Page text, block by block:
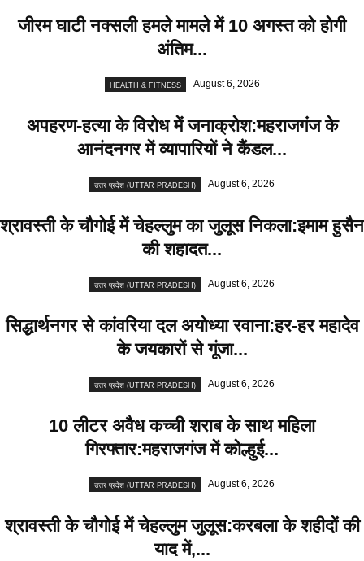
जीरम घाटी नक्सली हमले मामले में 10 अगस्त को होगी
अंतिम...
HEALTH & FITNESS August 6, 2026
अपहरण-हत्या के विरोध में जनाक्रोश:महराजगंज के
आनंदनगर में व्यापारियों ने कैंडल...
उत्तर प्रदेश (UTTAR PRADESH) August 6, 2026
श्रावस्ती के चौगोई में चेहल्लुम का जुलूस निकला:इमाम हुसैन
की शहादत...
उत्तर प्रदेश (UTTAR PRADESH) August 6, 2026
सिद्धार्थनगर से कांवरिया दल अयोध्या रवाना:हर-हर महादेव
के जयकारों से गूंजा...
उत्तर प्रदेश (UTTAR PRADESH) August 6, 2026
10 लीटर अवैध कच्ची शराब के साथ महिला
गिरफ्तार:महराजगंज में कोल्हुई...
उत्तर प्रदेश (UTTAR PRADESH) August 6, 2026
श्रावस्ती के चौगोई में चेहल्लुम जुलूस:करबला के शहीदों की
याद में,...